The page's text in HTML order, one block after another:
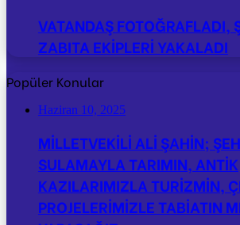
VATANDAŞ FOTOĞRAFLADI,
ZABITA EKİPLERİ YAKALADI
Popüler Konular
Haziran 10, 2025
MİLLETVEKİLİ ALİ ŞAHİN;
SULAMAYLA TARIMIN, ANTİK
KAZILARIMIZLA TURİZMİN,
PROJELERİMİZLE TABİATIN